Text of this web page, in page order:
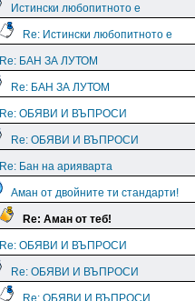
Истински любопитното е
Re: Истински любопитното е
Re: БАН ЗА ЛУТОМ
Re: БАН ЗА ЛУТОМ
Re: ОБЯВИ И ВЪПРОСИ
Re: ОБЯВИ И ВЪПРОСИ
Re: Бан на арияварта
Аман от двойните ти стандарти!
Re: Аман от теб!
Re: ОБЯВИ И ВЪПРОСИ
Re: ОБЯВИ И ВЪПРОСИ
Re: ОБЯВИ И ВЪПРОСИ